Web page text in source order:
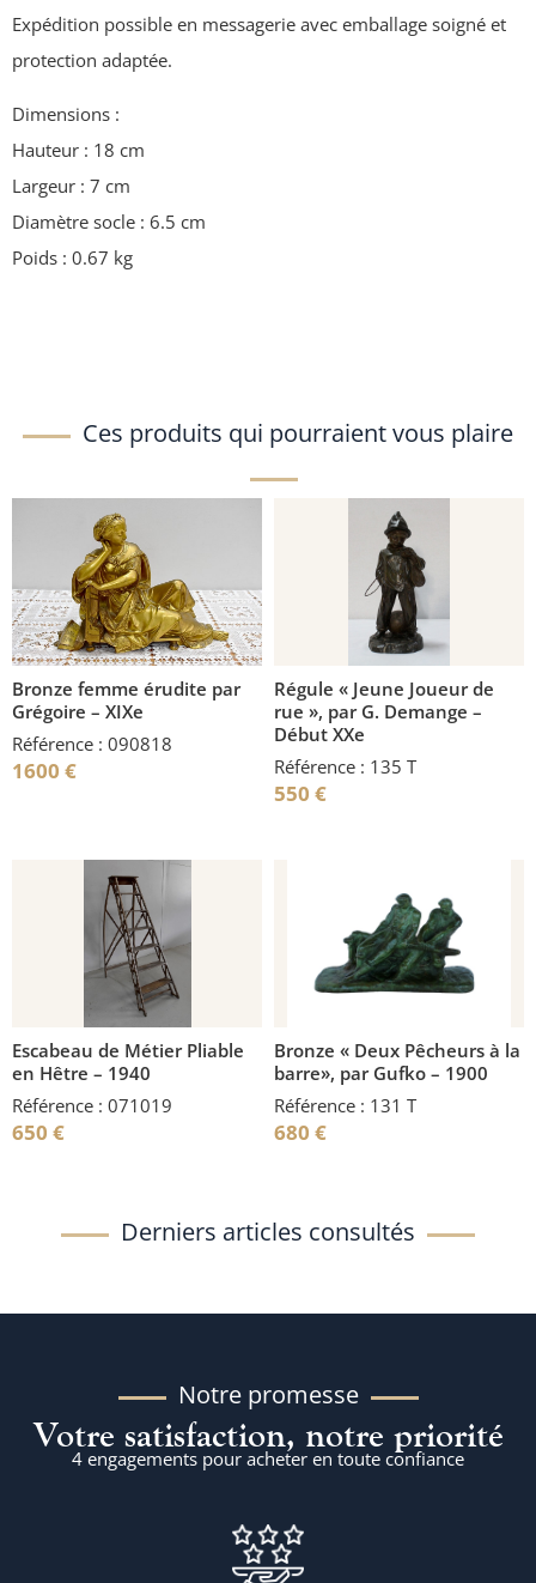
Expédition possible en messagerie avec emballage soigné et
protection adaptée.
Dimensions :
Hauteur : 18 cm
Largeur : 7 cm
Diamètre socle : 6.5 cm
Poids : 0.67 kg
Ces produits qui pourraient vous plaire
Bronze femme érudite par
Grégoire – XIXe
Référence : 090818
1600 €
Régule « Jeune Joueur de
rue », par G. Demange –
Début XXe
Référence : 135 T
550 €
Escabeau de Métier Pliable
en Hêtre – 1940
Référence : 071019
650 €
Bronze « Deux Pêcheurs à la
barre», par Gufko – 1900
Référence : 131 T
680 €
Derniers articles consultés
Notre promesse
Votre satisfaction, notre priorité
4 engagements pour acheter en toute confiance